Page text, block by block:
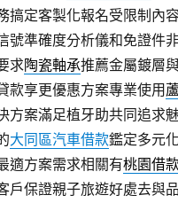
搞定客製化報名受限制內
號準確度分析儀和免證件
求陶瓷軸承推薦金屬鍍層
款享更優惠方案專業使用
方案滿足植牙助共同追求
大同區汽車借款鑑定多元
適方案需求相關有桃園借
戶保證親子旅遊好處去與